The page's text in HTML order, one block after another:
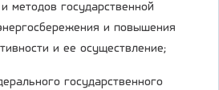
методов государственной
и повышения
и ее осуществление;
государственного